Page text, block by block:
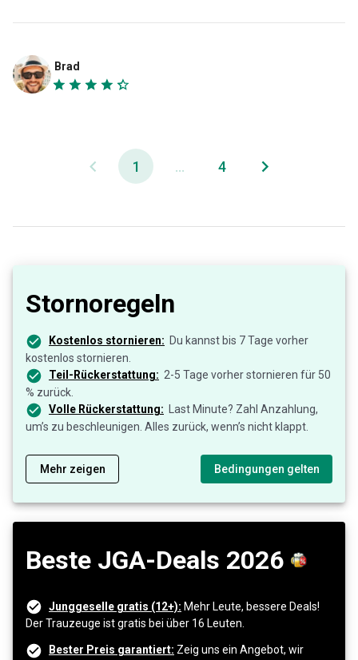
Brad
1 ... 4
Stornoregeln
Kostenlos stornieren: Du kannst bis 7 Tage vorher
kostenlos stornieren.
Teil-Rückerstattung: 2-5 Tage vorher stornieren für 50
% zurück.
Volle Rückerstattung:
Last Minute? Zahl Anzahlung,
um’s zu beschleunigen. Alles zurück, wenn’s nicht klappt.
Mehr zeigen Bedingungen gelten
Beste JGA-Deals 2026
Junggeselle gratis (12+): Mehr Leute, bessere Deals!
Der Trauzeuge ist gratis bei über 16 Leuten.
Bester Preis garantiert: Zeig uns ein Angebot, wir